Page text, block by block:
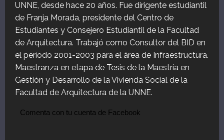
UNNE, desde hace 20 años. Fue dirigente estudiantil
de Franja Morada, presidente del Centro de
Estudiantes y Consejero Estudiantil de la Facultad
de Arquitectura. Trabajó como Consultor del BID en
el período 2001-2003 para el área de Infraestructura.
Maestranza en etapa de Tesis de la Maestría en
Gestión y Desarrollo de la Vivienda Social de la
Facultad de Arquitectura de la UNNE.
Comenta con tu cuenta de Facebook